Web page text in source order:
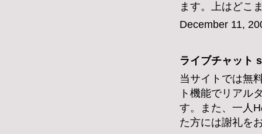
ます。上はどこ
December 11,
ライブチャット
当サイトでは無
ト機能でリアル
す。また、一人
た方には謝礼を